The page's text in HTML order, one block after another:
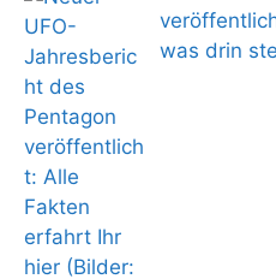
was drin